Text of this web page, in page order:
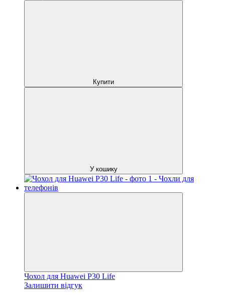
Купити
У кошику
Чохол для Huawei P30 Life
Залишити відгук